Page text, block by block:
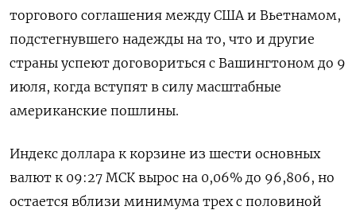
торгового соглашения между США и Вьетнамом,
подстегнувшего надежды на то, что и другие
страны успеют договориться с Вашингтоном до 9
июля, когда вступят в силу масштабные
американские пошлины.
Индекс доллара к корзине из шести основных
валют к 09:27 МСК вырос на 0,06% до 96,806​, но
остается вблизи минимума трех с половиной